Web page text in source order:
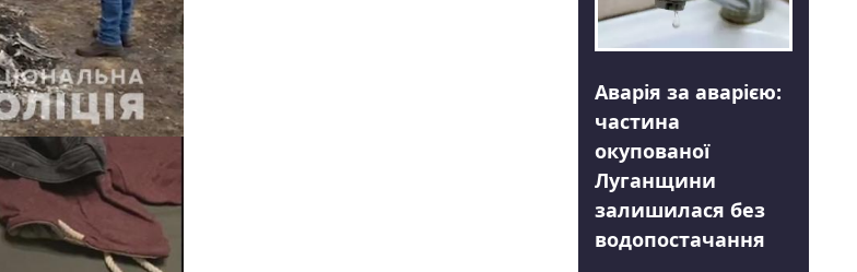
Аварія за аварією:
частина
окупованої
Луганщини
залишилася без
водопостачання